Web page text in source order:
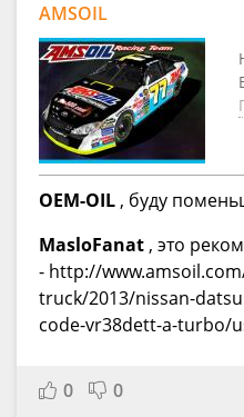
AMSOIL
OEM-OIL , буду
MasloFanat , это
- http://
truck/2013/nissan-
code-vr38dett-a-turbo/
0 0